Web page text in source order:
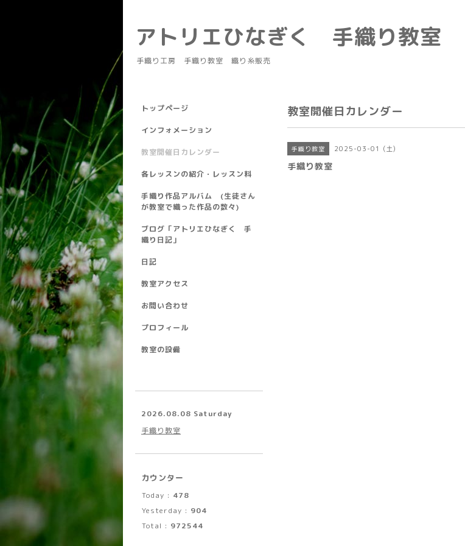
アトリエひなぎく 手織り教室
手織り工房 手織り教室 織り糸販売
教室開催日カレンダー
手織り教室 2025-03-01 (土)
手織り教室
トップページ
インフォメーション
教室開催日カレンダー
各レッスンの紹介・レッスン料
手織り作品アルバム (生徒さん
が教室で織った作品の数々)
ブログ「アトリエひなぎく 手
織り日記」
日記
教室アクセス
お問い合わせ
プロフィール
教室の設備
2026.08.08 Saturday
手織り教室
カウンター
Today : 478
Yesterday : 904
Total : 972544